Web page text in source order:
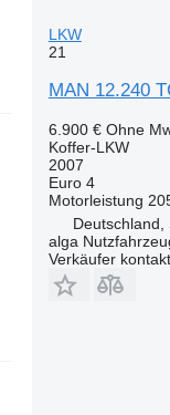
LKW
21
MAN 12.240
6.900 € Ohne
Koffer-LKW
2007
Euro 4
Motorleistung
Deutschland,
alga
Verkäufer